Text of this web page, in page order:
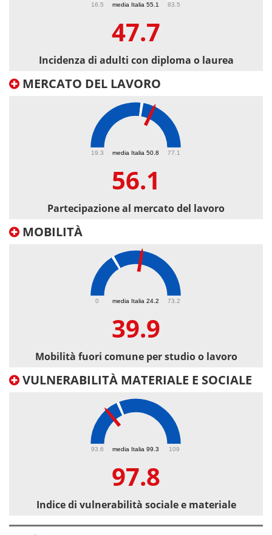
media Italia 55.1
16.5 83.5
47.7
Incidenza di adulti con diploma o laurea
MERCATO DEL LAVORO
media Italia 50.8
19.3 77.1
56.1
Partecipazione al mercato del lavoro
MOBILITÀ
media Italia 24.2
0 73.2
39.9
Mobilità fuori comune per studio o lavoro
VULNERABILITÀ MATERIALE E SOCIALE
media Italia 99.3
93.6 109
97.8
Indice di vulnerabilità sociale e materiale